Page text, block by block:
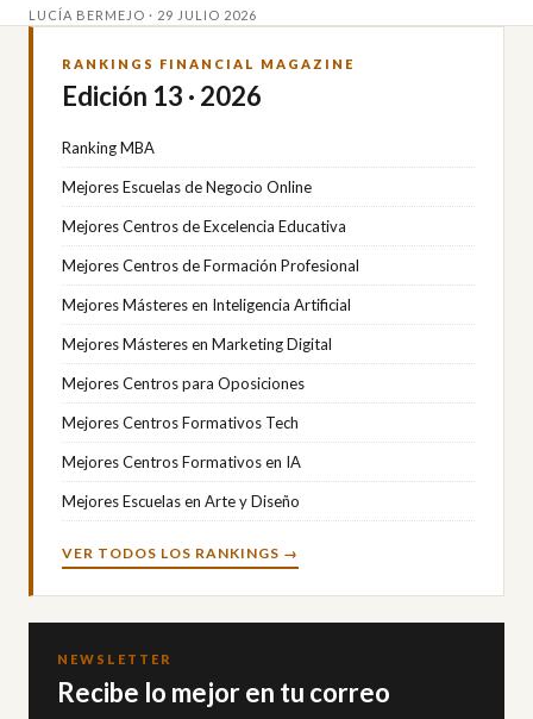
LUCÍA BERMEJO · 29 JULIO 2026
RANKINGS FINANCIAL MAGAZINE
Edición 13 · 2026
Ranking MBA
Mejores Escuelas de Negocio Online
Mejores Centros de Excelencia Educativa
Mejores Centros de Formación Profesional
Mejores Másteres en Inteligencia Artificial
Mejores Másteres en Marketing Digital
Mejores Centros para Oposiciones
Mejores Centros Formativos Tech
Mejores Centros Formativos en IA
Mejores Escuelas en Arte y Diseño
VER TODOS LOS RANKINGS →
NEWSLETTER
Recibe lo mejor en tu correo